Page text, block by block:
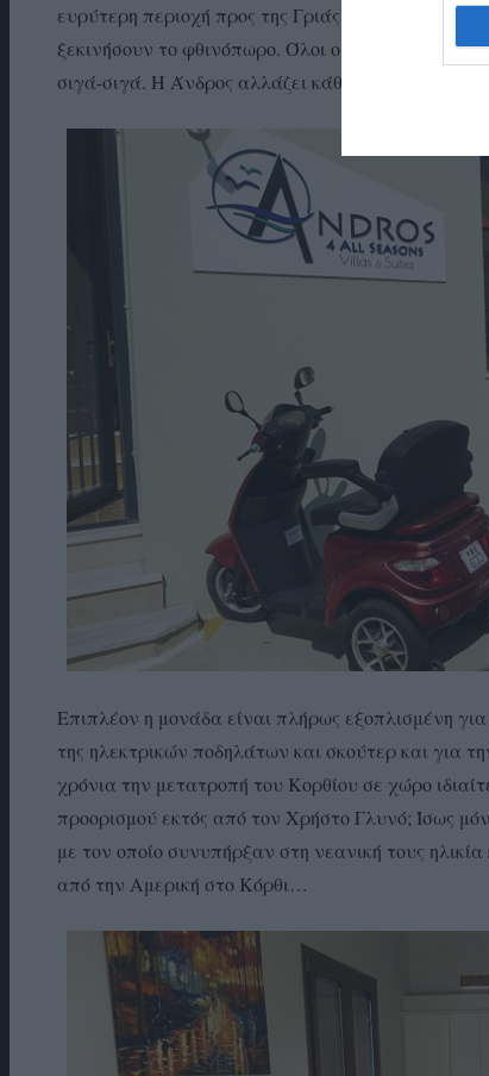
ευρύτερη περιοχή προς της Γριάς το Πήδημα. Η
ξεκινήσουν το φθινόπωρο. Όλοι οι εργαζόμενοι
σιγά-σιγά. Η Άνδρος αλλάζει κάθε μέρα…
Επιπλέον η μονάδα είναι πλήρως εξοπλισμένη
της ηλεκτρικών ποδηλάτων και σκούτερ και για
χρόνια την μετατροπή του Κορθίου σε χώρο
προορισμού εκτός από τον Χρήστο Γλυνό; Ίσως
με τον οποίο συνυπήρξαν στη νεανική τους
από την Αμερική στο Κόρθι…